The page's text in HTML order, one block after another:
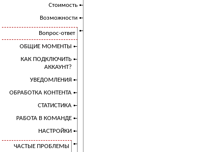
Стоимость
Возможности
Вопрос-ответ
ОБЩИЕ МОМЕНТЫ
КАК ПОДКЛЮЧИТЬ
АККАУНТ?
УВЕДОМЛЕНИЯ
ОБРАБОТКА КОНТЕНТА
СТАТИСТИКА
РАБОТА В КОМАНДЕ
НАСТРОЙКИ
ЧАСТЫЕ ПРОБЛЕМЫ